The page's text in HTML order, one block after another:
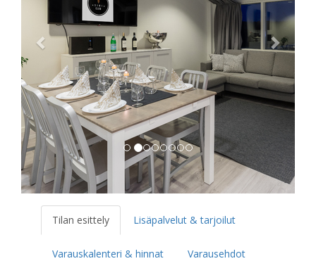
Tilan esittely Lisäpalvelut & tarjoilut
Varauskalenteri & hinnat Varausehdot